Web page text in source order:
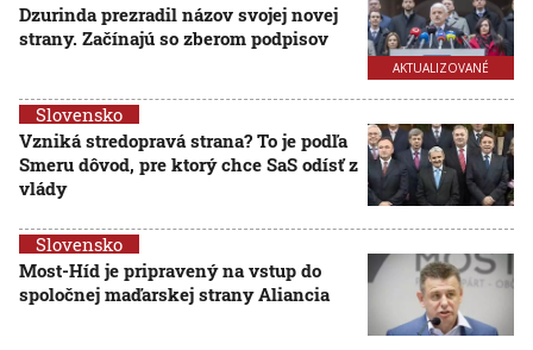
AKTUALIZOVANÉ
Dzurinda prezradil názov svojej novej
strany. Začínajú so zberom podpisov
Slovensko
Vzniká stredopravá strana? To je podľa
Smeru dôvod, pre ktorý chce SaS odísť z
vlády
Slovensko
Most-Híd je pripravený na vstup do
spoločnej maďarskej strany Aliancia